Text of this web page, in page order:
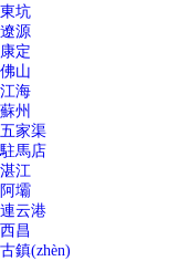
東坑
遼源
康定
佛山
江海
蘇州
五家渠
駐馬店
湛江
阿壩
連云港
西昌
古鎮(zhèn)